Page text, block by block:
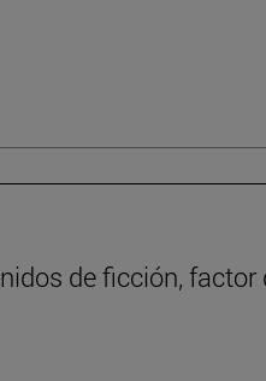
de ficción, factor